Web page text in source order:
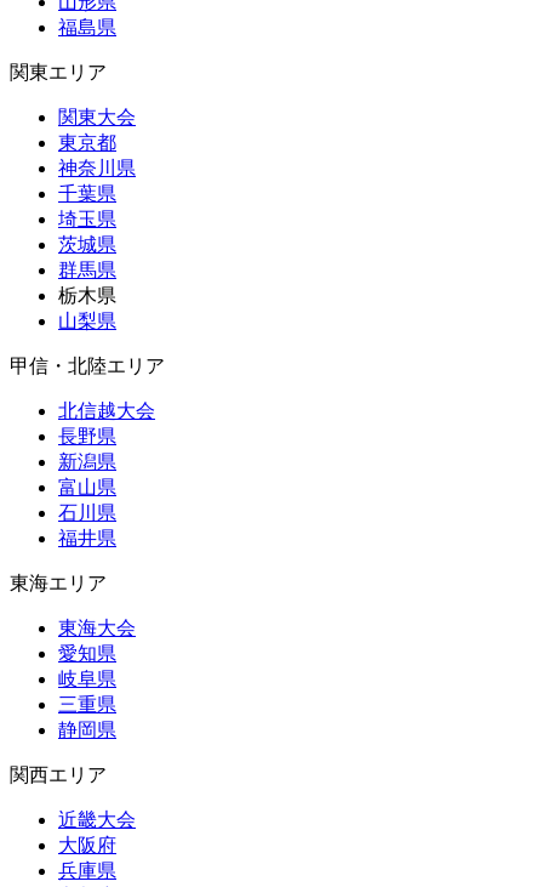
福島県
関東エリア
関東大会
東京都
神奈川県
千葉県
埼玉県
茨城県
群馬県
栃木県
山梨県
甲信・北陸エリア
北信越大会
長野県
新潟県
富山県
石川県
福井県
東海エリア
東海大会
愛知県
岐阜県
三重県
静岡県
関西エリア
近畿大会
大阪府
兵庫県